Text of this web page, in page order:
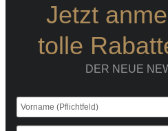
Jetzt
tolle
DER NEUE